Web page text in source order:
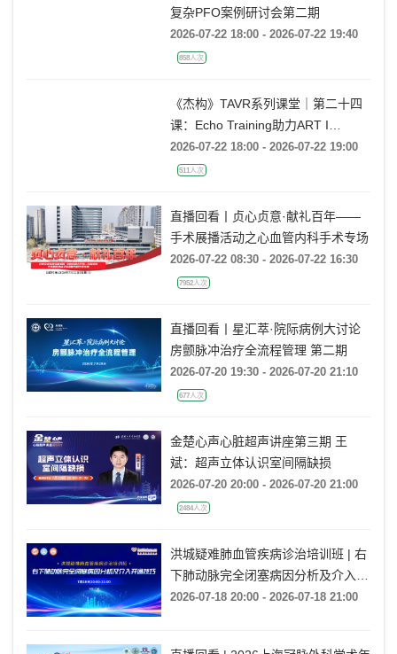
复杂PFO案例研讨会第二期
2026-07-22 18:00 - 2026-07-22 19:40
858人次
《杰构》TAVR系列课堂｜第二十四
课：Echo Training助力ART I
Rebecca T. Hahn教授《主动脉瓣反
流的超声培训：从病理机制到临床诊
2026-07-22 18:00 - 2026-07-22 19:00
511人次
直播回看丨贞心贞意·献礼百年——
手术展播活动之心血管内科手术专场
2026-07-22 08:30 - 2026-07-22 16:30
7952人次
直播回看丨星汇萃·院际病例大讨论
房颤脉冲治疗全流程管理 第二期
2026-07-20 19:30 - 2026-07-20 21:10
677人次
金楚心声心脏超声讲座第三期 王
斌：超声立体认识室间隔缺损
2026-07-20 20:00 - 2026-07-20 21:00
2484人次
洪城疑难肺血管疾病诊治培训班 | 右
下肺动脉完全闭塞病因分析及介入开
通技巧
2026-07-18 20:00 - 2026-07-18 21:00